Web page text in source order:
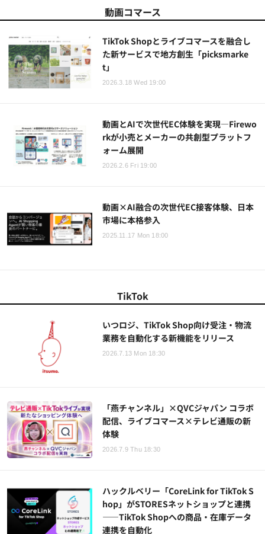
動画コマース
TikTok Shopとライブコマースを融合し
た新サービスで地方創生「picksmarke
t」
2026.3.18 Wed 19:00
動画とAIで次世代EC体験を実現―Firewo
rkが小売とメーカーの共創型プラットフ
ォーム展開
2026.2.6 Fri 19:00
動画×AI融合の次世代EC接客体験、日本
市場に本格参入
2025.11.17 Mon 18:00
TikTok
いつロジ、TikTok Shop向け受注・物流
業務を自動化する新機能をリリース
2026.7.13 Mon 18:30
「燕チャンネル」×QVCジャパン コラボ
配信、ライブコマース×テレビ通販の新
体験
2026.7.9 Thu 18:30
ハックルベリー「CoreLink for TikTok S
hop」がSTORESネットショップと連携
——TikTok Shopへの商品・在庫データ
連携を自動化